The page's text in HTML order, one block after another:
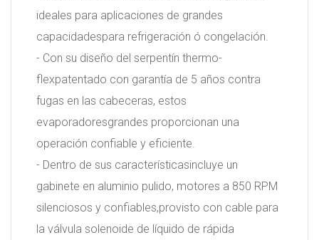
ideales para aplicaciones de grandes
capacidadespara refrigeración ó congelación.
- Con su diseño del serpentín thermo-
flexpatentado con garantía de 5 años contra
fugas en las cabeceras, estos
evaporadoresgrandes proporcionan una
operación confiable y eficiente.
- Dentro de sus característicasincluye un
gabinete en aluminio pulido, motores a 850 RPM
silenciosos y confiables,provisto con cable para
la válvula solenoide de líquido de rápida